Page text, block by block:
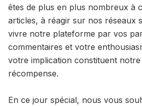
êtes de plus en plus nombreux à
articles, à réagir sur nos réseaux
vivre notre plateforme par vos
commentaires et votre
votre implication constituent
récompense.
En ce jour spécial, nous vous